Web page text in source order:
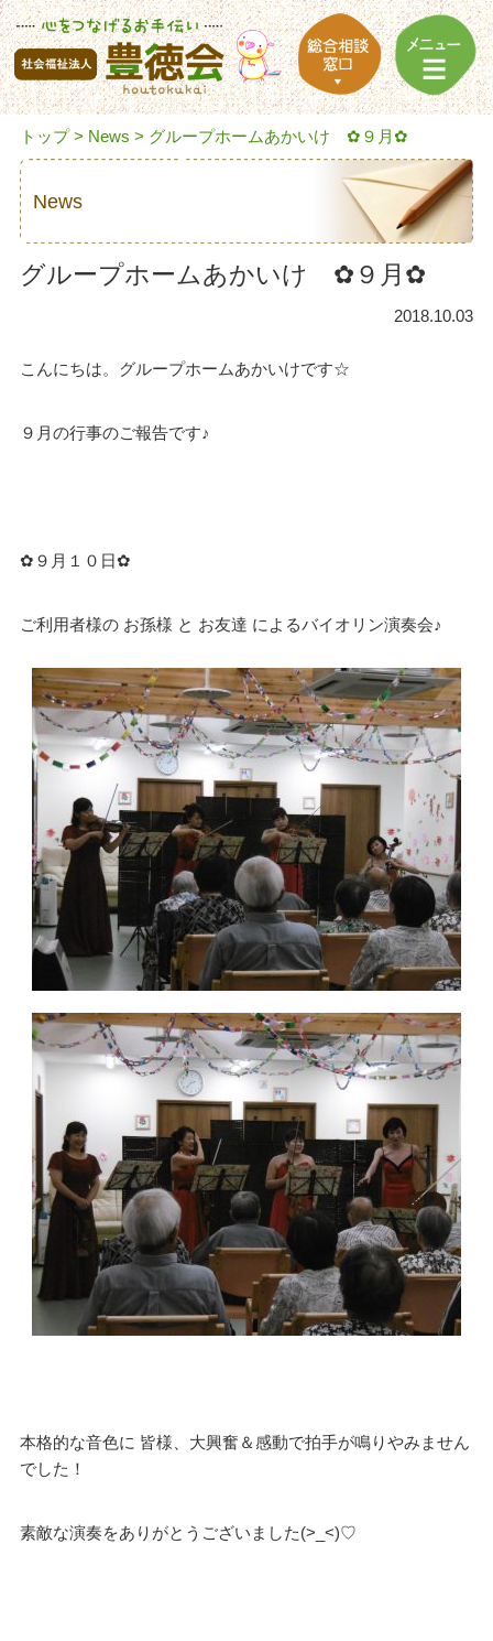
トップ> News > グループホームあかいけ ✿９月✿
News
グループホームあかいけ ✿９月✿
2018.10.03
こんにちは。グループホームあかいけです☆
９月の行事のご報告です♪
✿９月１０日✿
ご利用者様の お孫様 と お友達 によるバイオリン演奏会♪
本格的な音色に 皆様、大興奮＆感動で拍手が鳴りやみません
でした！
素敵な演奏をありがとうございました(>_<)♡